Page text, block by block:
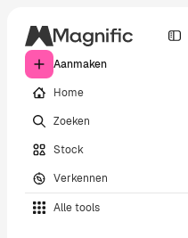
Aanmaken
Home
Zoeken
Stock
Verkennen
Alle tools